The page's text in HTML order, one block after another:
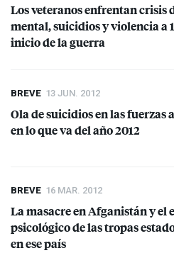
Los veteranos enfrentan crisis
mental, suicidios y violencia a
inicio de la guerra
BREVE 13 JUN. 2012
Ola de suicidios en las fuerzas
en lo que va del año 2012
BREVE 16 MAR. 2012
La masacre en Afganistán y el
psicológico de las tropas
en ese país